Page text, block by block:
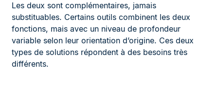
Les deux sont complémentaires, jamais
substituables. Certains outils combinent les deux
fonctions, mais avec un niveau de profondeur
variable selon leur orientation d’origine. Ces deux
types de solutions répondent à des besoins très
différents.